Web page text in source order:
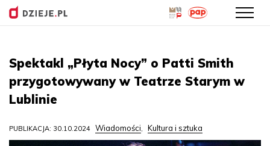
do
treści
Spektakl „Płyta Nocy” o Patti Smith
przygotowywany w Teatrze Starym w
Lublinie
PUBLIKACJA: 30.10.2024 Wiadomości, Kultura i sztuka